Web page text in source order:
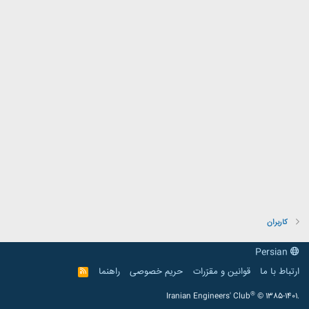
کاربران
ارتباط با ما
قوانین و مقرّرات حریم خصوصی راهنما
R
S
Iranian Engineers' Club® © 1385-1401.